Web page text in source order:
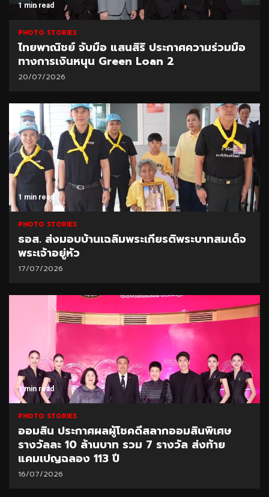
1 min read
PHOTO STORIES
ไทยพาณิชย์ จับมือ แสนสิริ ประกาศความร่วมมือ
ทางการเงินหนุน Green Loan 2
20/07/2026
1 min read
PHOTO STORIES
ธอส. ส่งมอบบ้านเฉลิมพระเกียรติพระบาทสมเด็จ
พระเจ้าอยู่หัว
17/07/2026
1 min read
PHOTO STORIES
ออมสิน ประกาศผลผู้โชคดีสลากออมสินพิเศษ
รางวัลละ 10 ล้านบาท รวม 7 รางวัล ส่งท้าย
แคมเปญฉลอง 113 ปี
16/07/2026